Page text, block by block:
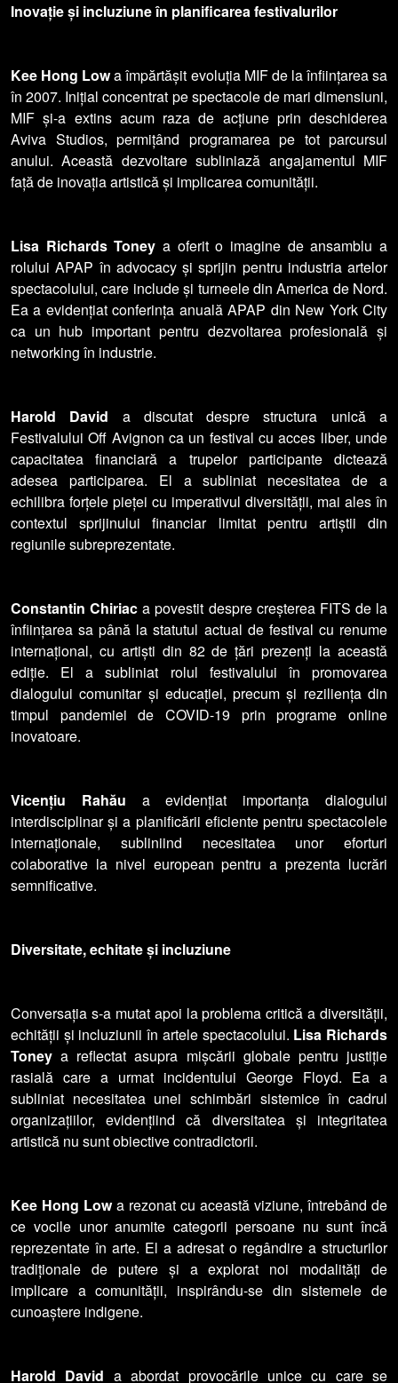
Inovație și incluziune în planificarea festivalurilor
Kee Hong Lowa împărtășit evoluția MIF de la înființarea sa
în 2007. Inițial concentrat pe spectacole de mari dimensiuni,
MIF și-a extins acum raza de acțiune prin deschiderea
Aviva Studios, permițând programarea pe tot parcursul
anului. Această dezvoltare subliniază angajamentul MIF
față de inovația artistică și implicarea comunității.
Lisa Richards Toney a oferit o imagine de ansamblu a
rolului APAP în advocacy și sprijin pentru industria artelor
spectacolului, care include și turneele din America de Nord.
Ea a evidențiat conferința anuală APAP din New York City
ca un hub important pentru dezvoltarea profesională și
networking în industrie.
Harold David a discutat despre structura unică a
Festivalului Off Avignon ca un festival cu acces liber, unde
capacitatea financiară a trupelor participante dictează
adesea participarea. El a subliniat necesitatea de a
echilibra forțele pieței cu imperativul diversității, mai ales în
contextul sprijinului financiar limitat pentru artiștii din
regiunile subreprezentate.
Constantin Chiriac a povestit despre creșterea FITS de la
înființarea sa până la statutul actual de festival cu renume
internațional, cu artiști din 82 de țări prezenți la această
ediție. El a subliniat rolul festivalului în promovarea
dialogului comunitar și educației, precum și reziliența din
timpul pandemiei de COVID-19 prin programe online
inovatoare.
Vicențiu Rahău a evidențiat importanța dialogului
interdisciplinar și a planificării eficiente pentru spectacolele
internaționale, subliniind necesitatea unor eforturi
colaborative la nivel european pentru a prezenta lucrări
semnificative.
Diversitate, echitate și incluziune
Conversația s-a mutat apoi la problema critică a diversității,
echității și incluziunii în artele spectacolului. Lisa Richards
Toney a reflectat asupra mișcării globale pentru justiție
rasială care a urmat incidentului George Floyd. Ea a
subliniat necesitatea unei schimbări sistemice în cadrul
organizațiilor, evidențiind că diversitatea și integritatea
artistică nu sunt obiective contradictorii.
Kee Hong Lowa rezonat cu această viziune, întrebând de
ce vocile unor anumite categorii persoane nu sunt încă
reprezentate în arte. El a adresat o regândire a structurilor
tradiționale de putere și a explorat noi modalități de
implicare a comunității, inspirându-se din sistemele de
cunoaștere indigene.
Harold David a abordat provocările unice cu care se